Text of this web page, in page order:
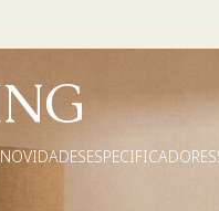
Escolha seu
NOVIDADESESPECIFICADORES